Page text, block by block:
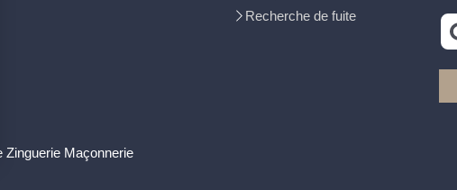
Recherche de fuite
Zinguerie Maçonnerie